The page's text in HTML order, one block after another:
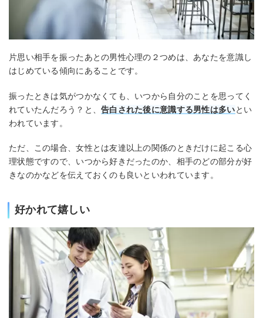
片思い相手を振ったあとの男性心理の２つめは、あなたを意識し
はじめている傾向にあることです。
振ったときは気がつかなくても、いつから自分のことを思ってく
れていたんだろう？と、告白された後に意識する男性は多いとい
われています。
ただ、この場合、女性とは友達以上の関係のときだけに起こる心
理状態ですので、いつから好きだったのか、相手のどの部分が好
きなのかなどを伝えておくのも良いといわれています。
好かれて嬉しい